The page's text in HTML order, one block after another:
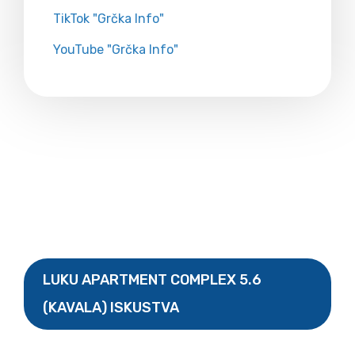
TikTok "Grčka Info"
YouTube "Grčka Info"
LUKU APARTMENT COMPLEX 5.6
(KAVALA) ISKUSTVA